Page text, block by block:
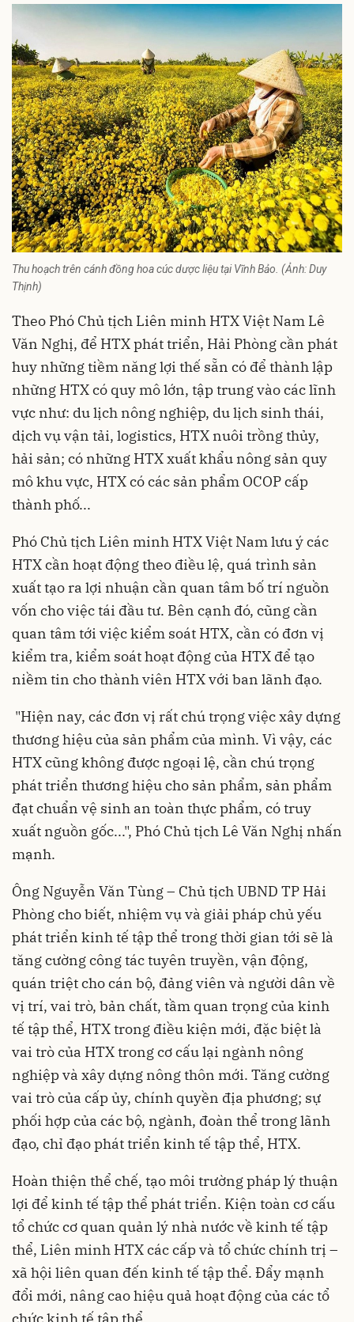
Thu hoạch trên cánh đồng hoa cúc dược liệu tại Vĩnh Bảo. (Ảnh: Duy
Thịnh)
Theo Phó Chủ tịch Liên minh HTX Việt Nam Lê
Văn Nghị, để HTX phát triển, Hải Phòng cần phát
huy những tiềm năng lợi thế sẵn có để thành lập
những HTX có quy mô lớn, tập trung vào các lĩnh
vực như: du lịch nông nghiệp, du lịch sinh thái,
dịch vụ vận tải, logistics, HTX nuôi trồng thủy,
hải sản; có những HTX xuất khẩu nông sản quy
mô khu vực, HTX có các sản phẩm OCOP cấp
thành phố...
Phó Chủ tịch Liên minh HTX Việt Nam lưu ý các
HTX cần hoạt động theo điều lệ, quá trình sản
xuất tạo ra lợi nhuận cần quan tâm bố trí nguồn
vốn cho việc tái đầu tư. Bên cạnh đó, cũng cần
quan tâm tới việc kiểm soát HTX, cần có đơn vị
kiểm tra, kiểm soát hoạt động của HTX để tạo
niềm tin cho thành viên HTX với ban lãnh đạo.
"Hiện nay, các đơn vị rất chú trọng việc xây dựng
thương hiệu của sản phẩm của mình. Vì vậy, các
HTX cũng không được ngoại lệ, cần chú trọng
phát triển thương hiệu cho sản phẩm, sản phẩm
đạt chuẩn vệ sinh an toàn thực phẩm, có truy
xuất nguồn gốc...", Phó Chủ tịch Lê Văn Nghị nhấn
mạnh.
Ông Nguyễn Văn Tùng – Chủ tịch UBND TP Hải
Phòng cho biết, nhiệm vụ và giải pháp chủ yếu
phát triển kinh tế tập thể trong thời gian tới sẽ là
tăng cường công tác tuyên truyền, vận động,
quán triệt cho cán bộ, đảng viên và người dân về
vị trí, vai trò, bản chất, tầm quan trọng của kinh
tế tập thể, HTXtrong điều kiện mới, đặc biệt là
vai trò của HTX trong cơ cấu lại ngành nông
nghiệp và xây dựng nông thôn mới. Tăng cường
vai trò của cấp ủy, chính quyền địa phương; sự
phối hợp của các bộ, ngành, đoàn thể trong lãnh
đạo, chỉ đạo phát triển kinh tế tập thể, HTX.
Hoàn thiện thể chế, tạo môi trường pháp lý thuận
lợi để kinh tế tập thể phát triển. Kiện toàn cơ cấu
tổ chức cơ quan quản lý nhà nước về kinh tế tập
thể, Liên minh HTX các cấp và tổ chức chính trị –
xã hội liên quan đến kinh tế tập thể. Đẩy mạnh
đổi mới, nâng cao hiệu quả hoạt động của các tổ
chức kinh tế tập thể.